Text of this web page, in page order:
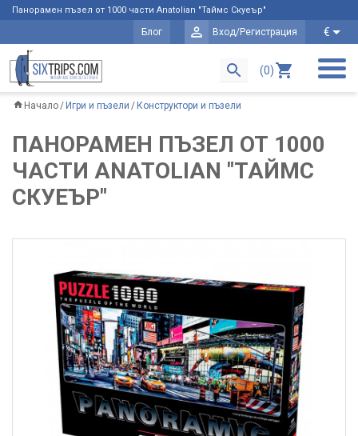
Панорамен пъзел от 1000 части Anatolian "Таймс Скуеър"
Блог Вход/Регистрация €
(0)
Начало Игри и пъзели Конструктори и пъзели
ПАНОРАМЕН ПЪЗЕЛ ОТ 1000
ЧАСТИ ANATOLIAN "ТАЙМС
СКУЕЪР"